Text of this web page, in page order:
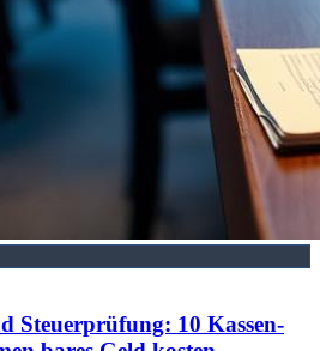
Steuerprüfung: 10 Kassen-